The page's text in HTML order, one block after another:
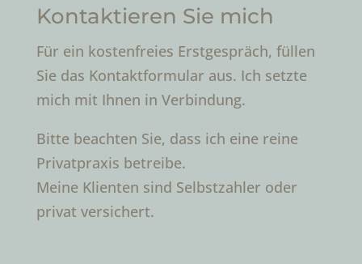
Kontaktieren Sie mich
Für ein kostenfreies Erstgespräch, füllen
Sie das Kontaktformular aus. Ich setzte
mich mit Ihnen in Verbindung.
Bitte beachten Sie, dass ich eine reine
Privatpraxis betreibe.
Meine Klienten sind Selbstzahler oder
privat versichert.